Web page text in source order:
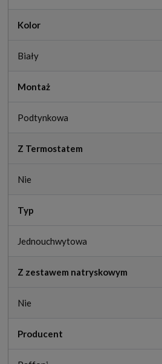
Kolor
Biały
Montaż
Podtynkowa
Z Termostatem
Nie
Typ
Jednouchwytowa
Z zestawem natryskowym
Nie
Producent